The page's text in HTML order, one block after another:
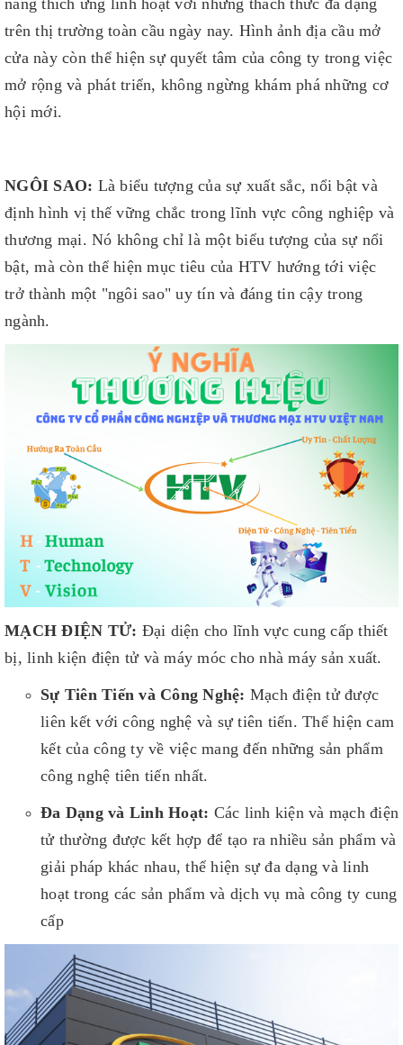
năng thích ứng linh hoạt với những thách thức đa dạng
trên thị trường toàn cầu ngày nay. Hình ảnh địa cầu mở
cửa này còn thể hiện sự quyết tâm của công ty trong việc
mở rộng và phát triển, không ngừng khám phá những cơ
hội mới.
NGÔI SAO: Là biểu tượng của sự xuất sắc, nổi bật và
định hình vị thế vững chắc trong lĩnh vực công nghiệp và
thương mại. Nó không chỉ là một biểu tượng của sự nổi
bật, mà còn thể hiện mục tiêu của HTV hướng tới việc
trở thành một "ngôi sao" uy tín và đáng tin cậy trong
ngành.
MẠCH ĐIỆN TỬ: Đại diện cho lĩnh vực cung cấp thiết
bị, linh kiện điện tử và máy móc cho nhà máy sản xuất.
Sự Tiên Tiến và Công Nghệ: Mạch điện tử được
liên kết với công nghệ và sự tiên tiến. Thể hiện cam
kết của công ty về việc mang đến những sản phẩm
công nghệ tiên tiến nhất.
Đa Dạng và Linh Hoạt: Các linh kiện và mạch điện
tử thường được kết hợp để tạo ra nhiều sản phẩm và
giải pháp khác nhau, thể hiện sự đa dạng và linh
hoạt trong các sản phẩm và dịch vụ mà công ty cung
cấp